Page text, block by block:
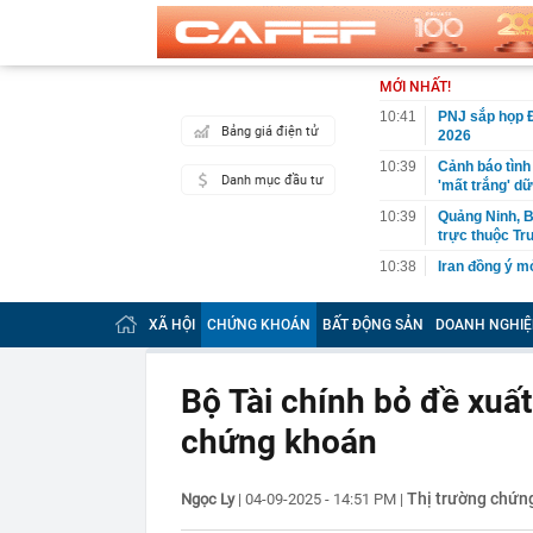
Bảng giá điện tử
Danh mục đầu tư
MỚI NHẤT!
10:41
PNJ sắp họp
2026
10:39
Cảnh báo
'mất trắng'
10:39
Quảng Ninh,
trực thuộc
10:38
Iran đồng ý
10:34
Nữ sinh từng
bức tường
10:32
Mỹ đánh giá:
10:31
Bà trùm
tỷ đồng mỗi
'Bạc thủ' đón
XÃ HỘI CHỨNG KHOÁN BẤT ĐỘNG SẢN DOANH
Bộ Tài chính bỏ đề
chứng khoán
Ngọc Ly| 04-09-2025 - 14:51 PM | Thị trường